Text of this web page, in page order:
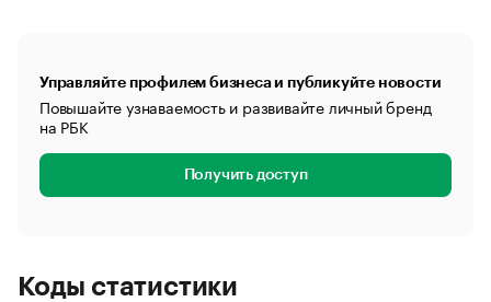
Управляйте профилем бизнеса и публикуйте новости
Повышайте узнаваемость и развивайте личный бренд
на РБК
Получить доступ
Коды статистики